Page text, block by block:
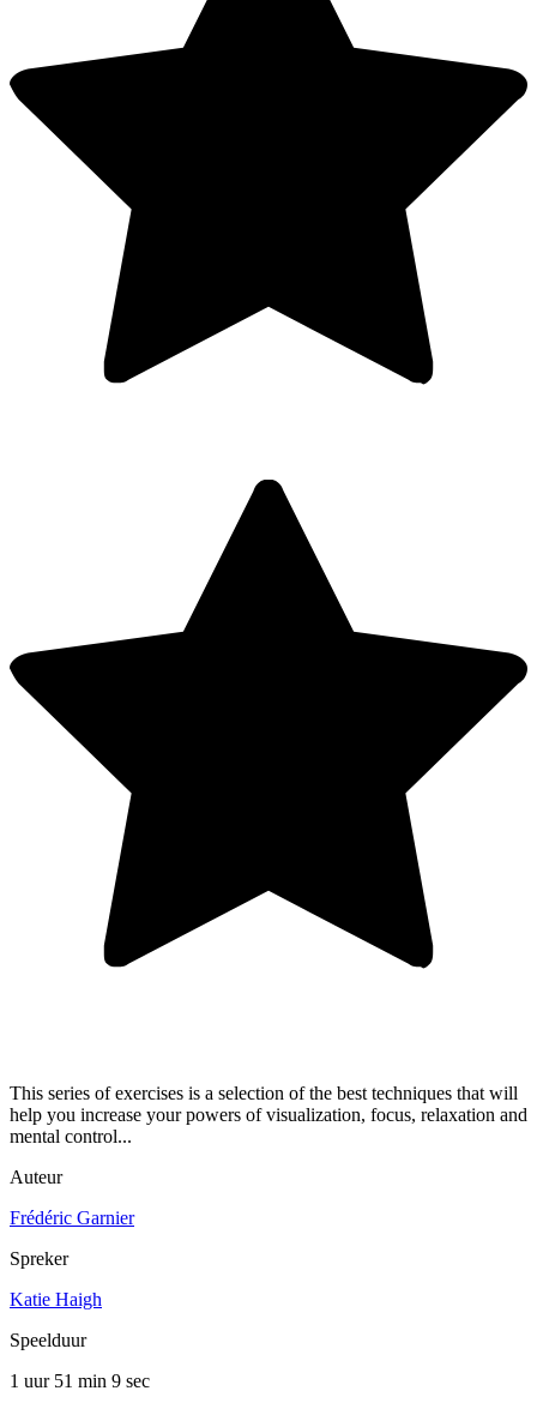
This series of exercises is a selection of the best techniques that will
help you increase your powers of visualization, focus, relaxation and
mental control...
Auteur
Frédéric Garnier
Spreker
Katie Haigh
Speelduur
1 uur 51 min 9 sec